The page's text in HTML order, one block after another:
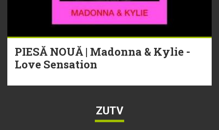
PIESĂ NOUĂ | Madonna & Kylie -
Love Sensation
ZUTV